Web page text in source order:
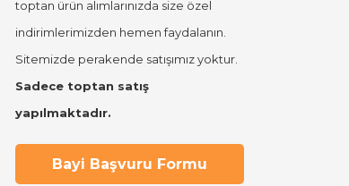
toptan ürün alımlarınızda size özel
indirimlerimizden hemen faydalanın.
Sitemizde perakende satışımız yoktur.
Sadece toptan satış
yapılmaktadır.
Bayi Başvuru Formu